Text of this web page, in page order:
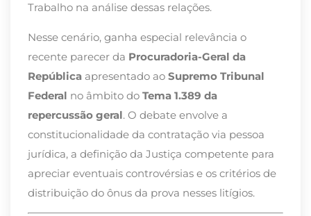
Trabalho na análise dessas relações.
Nesse cenário, ganha especial relevância o
recente parecer da Procuradoria-Geral da
República apresentado ao Supremo Tribunal
Federal no âmbito do Tema 1.389 da
repercussão geral. O debate envolve a
constitucionalidade da contratação via pessoa
jurídica, a definição da Justiça competente para
apreciar eventuais controvérsias e os critérios de
distribuição do ônus da prova nesses litígios.